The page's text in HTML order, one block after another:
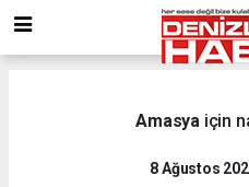
Amasya için
8 Ağustos